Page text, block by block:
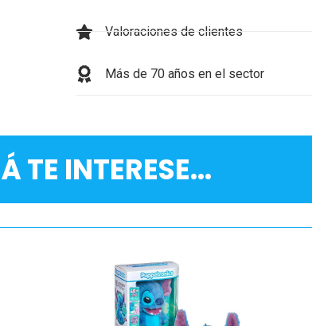
Valoraciones de clientes
Más de 70 años en el sector
TE INTERESE...